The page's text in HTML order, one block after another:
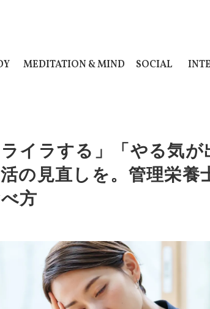
MEDITATION & MIND SOCIAL
ライラする」「やる気
の見直しを。管理栄養
方